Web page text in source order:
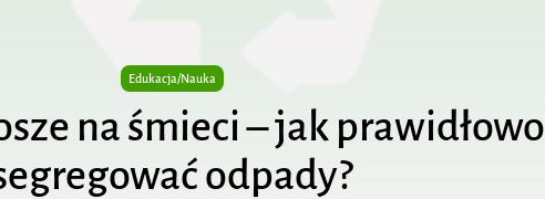
Edukacja/Nauka
na śmieci – jak prawidłowo
odpady?